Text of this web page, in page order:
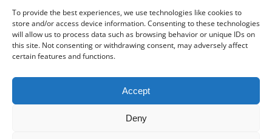
To provide the best experiences, we use technologies like cookies to
store and/or access device information. Consenting to these technologies
will allow us to process data such as browsing behavior or unique IDs on
this site. Not consenting or withdrawing consent, may adversely affect
certain features and functions.
Accept
Deny
Juridique
Conditions générales d’utilisation
Politique de confidentialité
Partenaires de livraison
Modes de paiement